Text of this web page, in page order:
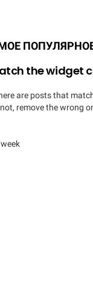
the widget
are posts that
remove the wrong